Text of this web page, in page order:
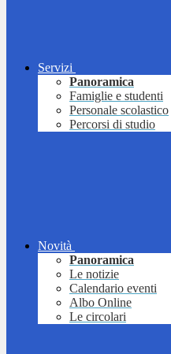
Servizi
Panoramica
Famiglie e studenti
Personale scolastico
Percorsi di studio
Novità
Panoramica
Le notizie
Calendario eventi
Albo Online
Le circolari